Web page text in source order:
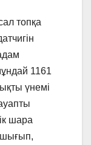
топқа
1161
үнемі
шара